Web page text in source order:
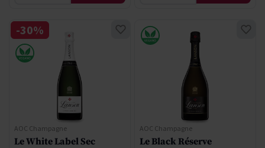
AOC Champagne
Le White Label Sec
-30%
AOC Champagne
Le Black Réserve